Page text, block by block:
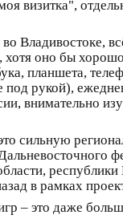
визитка",
Владивостоке,
хотя оно бы
планшета,
рукой),
внимательно
сильную
в рамках
– это даже